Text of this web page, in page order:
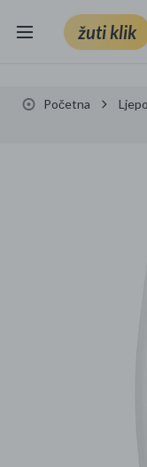
žuti klik
Sport i slobodno
Početna